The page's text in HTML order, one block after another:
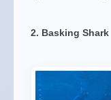
2. Basking Shark